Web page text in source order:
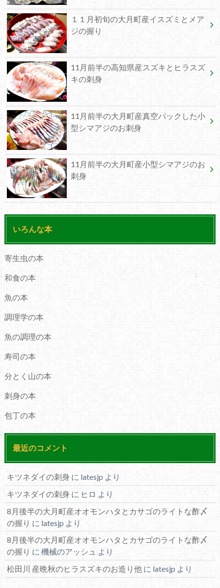
１１月初旬の大月町産イスズミとメア
ジの握り
11月前半の高知県産スズキとヒラスズ
キの刺身
11月前半の大月町産真空パックした小
型シマアジのお刺身
11月前半の大月町産小型シマアジのお
刺身
いろんな本
寄生虫の本
和食の本
魚の本
調理学の本
魚の調理の本
寿司の本
分とく山の本
刺身の本
包丁の本
最近のコメント
キツネダイの刺身 に latesjp より
キツネダイの刺身 に ヒロ より
8月後半の大月町産オオモンハタとカサゴのライトな酢〆
の握り に latesjp より
8月後半の大月町産オオモンハタとカサゴのライトな酢〆
の握り に 機械のアッシュ より
松田川 産晩秋のヒラスズキのお造り他に latesjp より